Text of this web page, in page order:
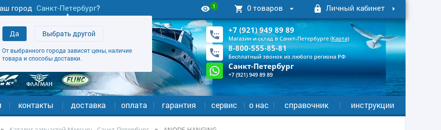
город Санкт-Петербург?
Да Выбрать другой
От выбранного города зависят цены, наличие
товара и способы доставки.
1 0 товаров Личный кабинет
+7 (921) 949 89 89
Магазин и склад в Санкт-Петербурге (Карта)
8-800-555-85-81
Бесплатный звонок из любого региона РФ
Санкт-Петербург
+7 (921) 949 89 89
контакты доставка оплата гарантия сервис о нас справочник инструкции